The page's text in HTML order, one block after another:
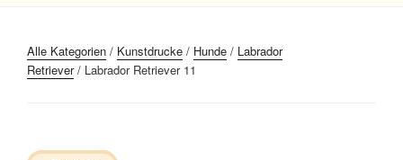
Alle Kategorien / Kunstdrucke / Hunde / Labrador
Retriever/ Labrador Retriever 11